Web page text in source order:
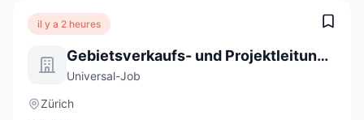
il y a 2 heures
Gebietsverkaufs- und Projektleitung 100% (m/w/d)
Universal-Job
Zürich